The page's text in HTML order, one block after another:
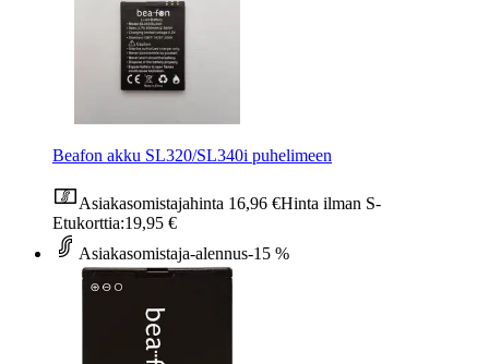
Beafon akku SL320/SL340i puhelimeen
Asiakasomistajahinta 16,96 €Hinta ilman S-
Etukorttia:19,95 €
Asiakasomistaja-alennus-15 %